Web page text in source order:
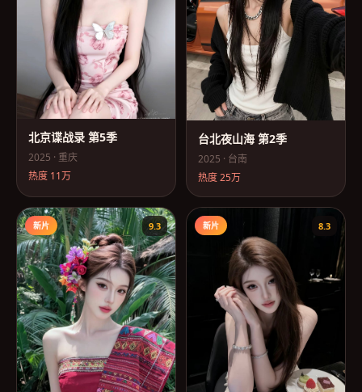
北京谍战录 第5季
2025 · 重庆
热度 11万
台北夜山海 第2季
2025 · 台南
热度25万
新片 9.3 新片 8.3